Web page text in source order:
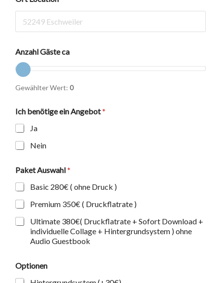
Anzahl Gäste ca
Gewählter Wert: 0
Ich benötige ein Angebot*
Ja
Nein
Paket Auswahl*
Basic 280€ ( ohne Druck )
Premium 350€ ( Druckflatrate )
Ultimate 380€( Druckflatrate + Sofort Download +
individuelle Collage + Hintergrundsystem ) ohne
Audio Guestbook
Optionen